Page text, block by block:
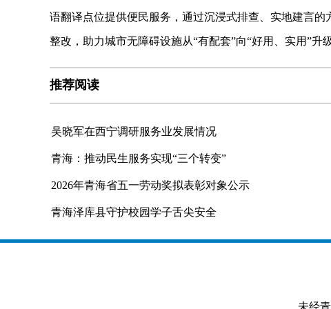
语翻译点位提供便民服务，通过沉浸式排查、实地建言
整改，助力城市无障碍设施从“有配套”向“好用、实用”升级
推荐阅读
吴晓军在西宁调研服务业发展情况
青海：推动民生服务实现“三个转变”
2026年青海省五一劳动奖拟表彰对象公示
青海泽库县守护校园学子舌尖安全
未经